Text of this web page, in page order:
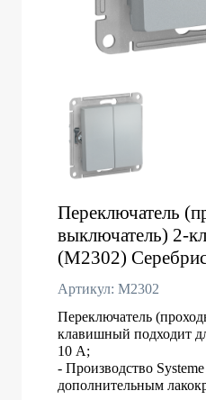
Переключатель
выключатель) 2-
(M2302)
Артикул: M2302
Переключатель
клавишный подходит
10 А;
- Производство
дополнительным